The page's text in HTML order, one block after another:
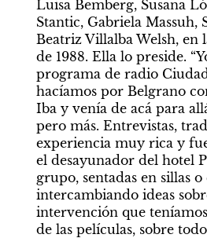
Luisa Bemberg, Susana
Stantic, Gabriela Massuh,
Beatriz Villalba Welsh, en
de 1988. Ella lo preside.
programa de radio
hacíamos por Belgrano
Iba y venía de acá para
pero más. Entrevistas,
experiencia muy rica y
el desayunador del hotel
grupo, sentadas en sillas o
intercambiando ideas
intervención que
de las películas, sobre